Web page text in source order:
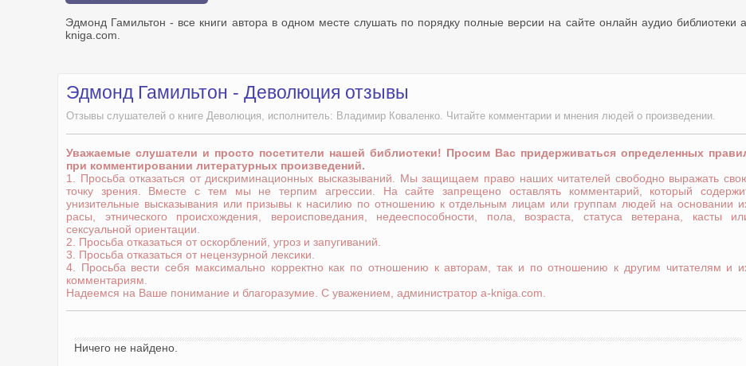
Эдмонд Гамильтон - все книги автора в одном месте слушать по порядку полные версии на сайте онлайн аудио библиотеки
kniga.com.
Эдмонд Гамильтон - Деволюция отзывы
Отзывы слушателей о книге Деволюция, исполнитель: Владимир Коваленко. Читайте комментарии и мнения людей о произведении.
Уважаемые слушатели и просто посетители нашей библиотеки! Просим Вас придерживаться определенных
при комментировании литературных произведений.
1. Просьба отказаться от дискриминационных высказываний. Мы защищаем право наших читателей свободно выражать
точку зрения. Вместе с тем мы не терпим агрессии. На сайте запрещено оставлять комментарий, который
унизительные высказывания или призывы к насилию по отношению к отдельным лицам или группам людей на основании
расы, этнического происхождения, вероисповедания, недееспособности, пола, возраста, статуса ветерана, касты
сексуальной ориентации.
2. Просьба отказаться от оскорблений, угроз и запугиваний.
3. Просьба отказаться от нецензурной лексики.
4. Просьба вести себя максимально корректно как по отношению к авторам, так и по отношению к другим читателям и
комментариям.
Надеемся на Ваше понимание и благоразумие. С уважением, администратор a-kniga.com.
Ничего не найдено.